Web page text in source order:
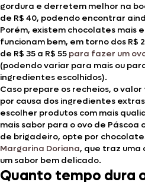
gordura e derretem melhor na
de R$ 40, podendo encontrar
Porém, existem chocolates mais
funcionam bem, em torno dos R$
de R$ 35 a R$ 55 para fazer um
(podendo variar para mais ou
ingredientes escolhidos).
Caso prepare os recheios, o
por causa dos ingredientes
escolher produtos com mais
mais sabor para o ovo de Páscoa
de brigadeiro, opte por
Margarina Doriana, que traz uma
um sabor bem delicado.
Quanto tempo dura